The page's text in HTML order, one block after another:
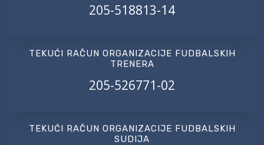
205-518813-14
TEKUĆI RAČUN ORGANIZACIJE FUDBALSKIH
TRENERA
205-526771-02
TEKUĆI RAČUN ORGANIZACIJE FUDBALSKIH
SUDIJA